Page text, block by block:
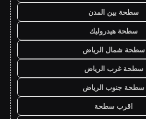
سطحة بين المدن
سطحة هيدروليك
سطحة شمال الرياض
سطحة غرب الرياض
سطحة جنوب الرياض
اقرب سطحة